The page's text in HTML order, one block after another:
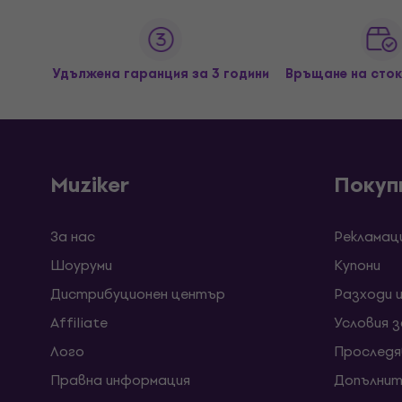
Удължена гаранция за 3 години Връщане на
Muziker
За нас
Шоуруми
Дистрибуционен център
Affiliate
Лого
Правна информация
Kупони
Разходи
Условия